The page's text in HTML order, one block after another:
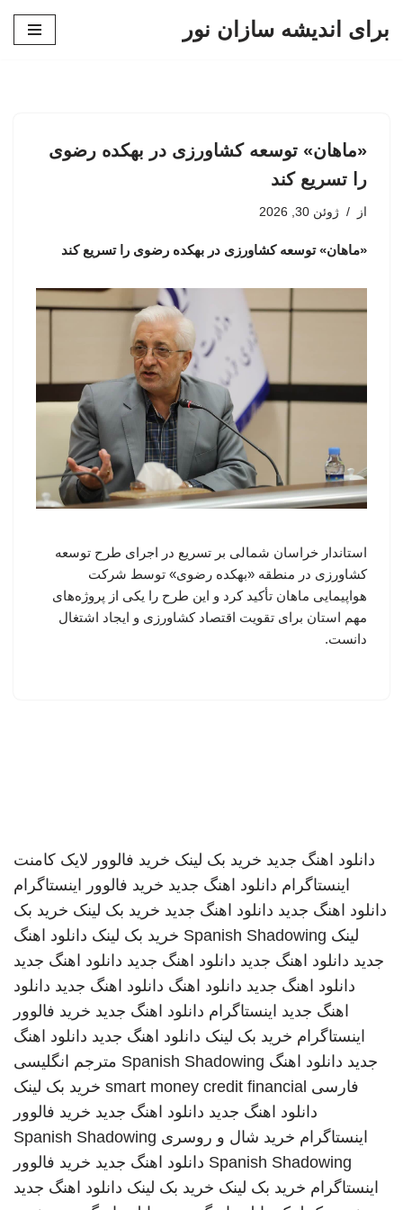
برای اندیشه سازان نور
«ماهان» توسعه کشاورزی در بهکده رضوی
را تسریع کند
از ژوئن 30, 2026
«ماهان» توسعه کشاورزی در بهکده رضوی را تسریع کند
استاندار خراسان شمالی بر تسریع در اجرای طرح توسعه
کشاورزی در منطقه «بهکده رضوی» توسط شرکت
هواپیمایی ماهان تأکید کرد و این طرح را یکی از پروژه‌های
مهم استان برای تقویت اقتصاد کشاورزی و ایجاد اشتغال
دانست.
دانلود اهنگ جدید خرید بک لینک خرید فالوور لایک کامنت
اینستاگرام دانلود اهنگ جدید خرید فالوور اینستاگرام
دانلود اهنگ جدید دانلود اهنگ جدید خرید بک لینک خرید بک
لینک Spanish Shadowing خرید بک لینک دانلود اهنگ
جدید دانلود اهنگ جدید دانلود اهنگ جدید دانلود اهنگ جدید
دانلود اهنگ جدید دانلود اهنگ دانلود اهنگ جدید دانلود
اهنگ جدید اینستاگرام دانلود اهنگ جدید خرید فالوور
اینستاگرام خرید بک لینک دانلود اهنگ جدید دانلود اهنگ
جدید دانلود اهنگ Spanish Shadowing مترجم انگلیسی
فارسی smart money credit financial خرید بک لینک
دانلود اهنگ جدید دانلود اهنگ جدید خرید فالوور
اینستاگرام خرید شال و روسری Spanish Shadowing
Spanish Shadowing دانلود اهنگ جدید خرید فالوور
اینستاگرام خرید بک لینک خرید بک لینک دانلود اهنگ جدید